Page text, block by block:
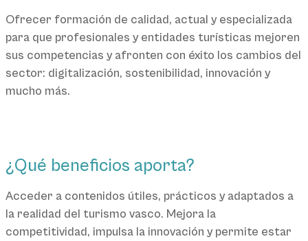
Ofrecer formación de calidad, actual y especializada
para que profesionales y entidades turísticas mejoren
sus competencias y afronten con éxito los cambios del
sector: digitalización, sostenibilidad, innovación y
mucho más.
¿Qué beneficios aporta?
Acceder a contenidos útiles, prácticos y adaptados a
la realidad del turismo vasco. Mejora la
competitividad, impulsa la innovación y permite estar